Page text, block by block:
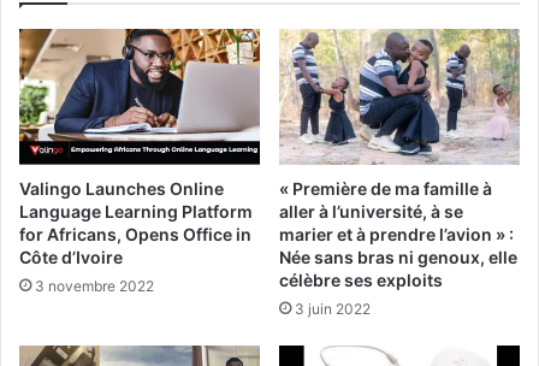
Valingo Launches Online
Language Learning Platform
for Africans, Opens Office in
Côte d’Ivoire
3 novembre 2022
« Première de ma famille à
aller à l’université, à se
marier et à prendre l’avion » :
Née sans bras ni genoux, elle
célèbre ses exploits
3 juin 2022